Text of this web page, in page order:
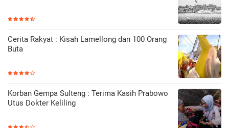
Cerita Rakyat : Kisah Lamellong dan 100 Orang
Buta
Korban Gempa Sulteng : Terima Kasih Prabowo
Utus Dokter Keliling